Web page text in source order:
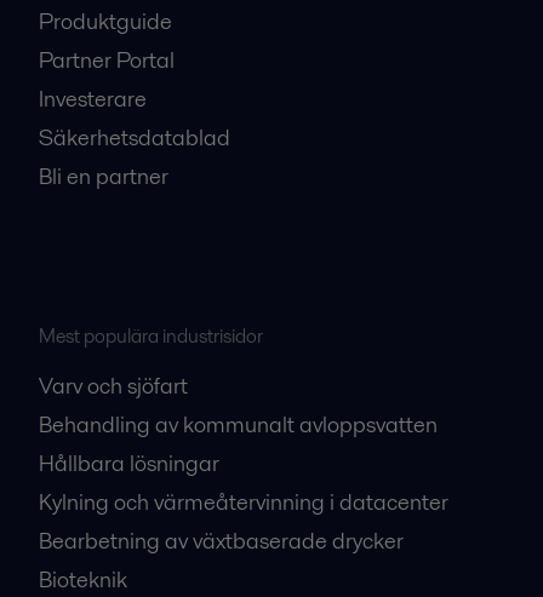
Produktguide
Partner Portal
Investerare
Säkerhetsdatablad
Bli en partner
Mest populära industrisidor
Varv och sjöfart
Behandling av kommunalt avloppsvatten
Hållbara lösningar
Kylning och värmeåtervinning i datacenter
Bearbetning av växtbaserade drycker
Bioteknik